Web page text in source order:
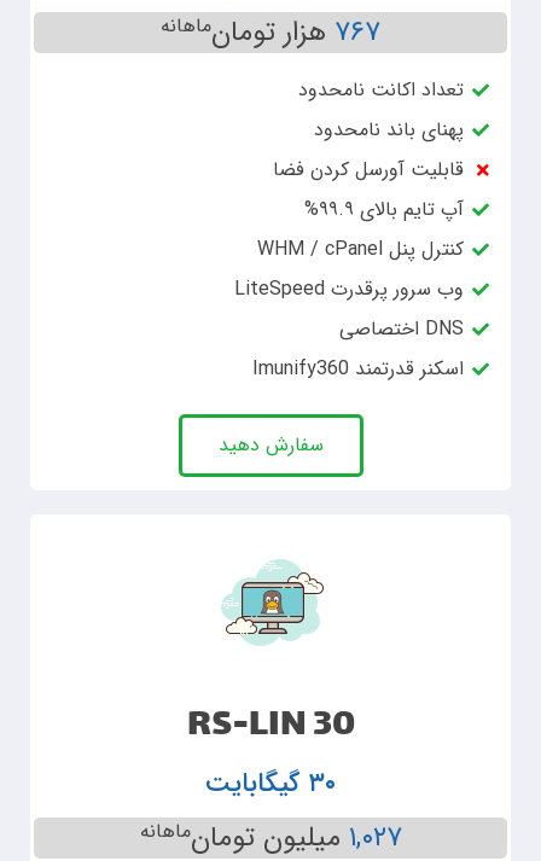
۷۶۷ هزار تومانماهانه
تعداد اکانت نامحدود
پهنای باند نامحدود
قابلیت آورسل کردن فضا
آپ تایم بالای ۹۹.۹%
کنترل پنل WHM / cPanel
وب سرور پرقدرت LiteSpeed
DNS اختصاصی
اسکنر قدرتمند Imunify360
سفارش دهید
RS-LIN 30
۳۰ گیگابایت
۱,۰۲۷ میلیون تومانماهانه